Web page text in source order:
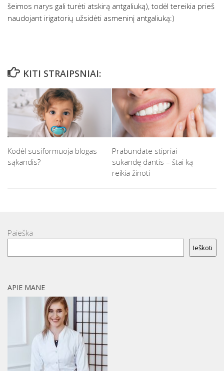
šeimos narys gali turėti atskirą antgaliuką), todėl tereikia prieš
naudojant irigatorių užsidėti asmeninį antgaliuką:)
KITI STRAIPSNIAI:
Kodėl susiformuoja blogas
sąkandis?
Prabundate stipriai
sukandę dantis – štai ką
reikia žinoti
Paieška
Ieškoti
APIE MANE